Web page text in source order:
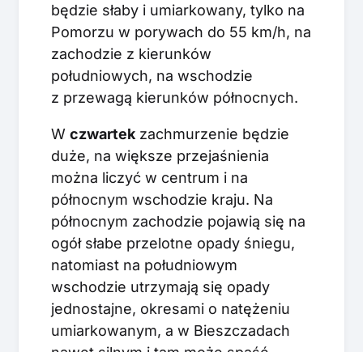
będzie słaby i umiarkowany, tylko na
Pomorzu w porywach do 55 km/h, na
zachodzie z kierunków
południowych, na wschodzie
z przewagą kierunków północnych.
W czwartek zachmurzenie będzie
duże, na większe przejaśnienia
można liczyć w centrum i na
północnym wschodzie kraju. Na
północnym zachodzie pojawią się na
ogół słabe przelotne opady śniegu,
natomiast na południowym
wschodzie utrzymają się opady
jednostajne, okresami o natężeniu
umiarkowanym, a w Bieszczadach